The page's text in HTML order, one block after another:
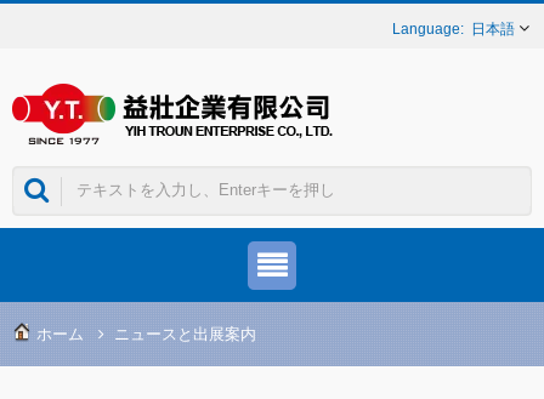
日本語
ホーム ニュースと出展案内